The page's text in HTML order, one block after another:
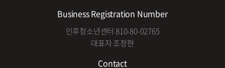
Business Registration Number
인후청소년센터 810-80-02765
대표자 조정현
Contact